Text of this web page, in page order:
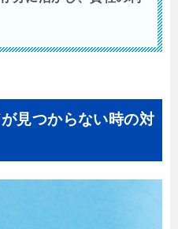
見つからない時の対